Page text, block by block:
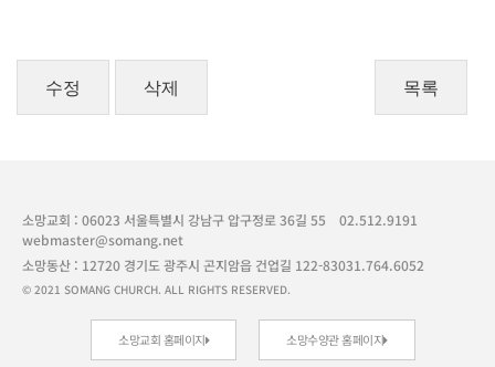
수정 삭제 목록
소망교회 : 06023 서울특별시 강남구 압구정로 36길 55 02.512.9191
webmaster@somang.net
소망동산 : 12720 경기도 광주시 곤지암읍 건업길 122-83031.764.6052
© 2021 SOMANG CHURCH. ALL RIGHTS RESERVED.
소망교회 홈페이지 소망수양관 홈페이지